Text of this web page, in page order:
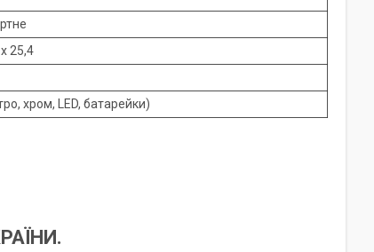
25,4
хром, LED, батарейки)